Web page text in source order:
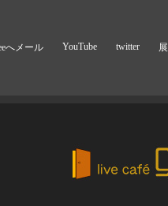
へメール YouTube twitter